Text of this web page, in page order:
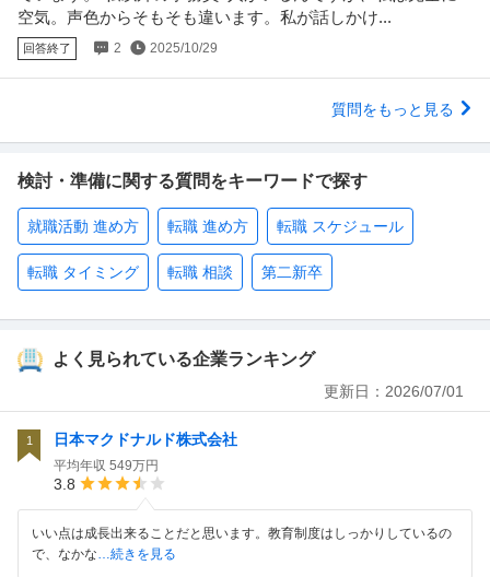
空気。声色からそもそも違います。私が話しかけ...
回答終了 2 2025/10/29
質問をもっと見る
検討・準備に関する質問をキーワードで探す
就職活動 進め方 転職 進め方 転職 スケジュール
転職 タイミング 転職 相談 第二新卒
よく見られている企業ランキング
更新日： 2026/07/01
1 日本マクドナルド株式会社
平均年収 549万円
3.8
いい点は成長出来ることだと思います。教育制度はしっかりしているの
で、なかな…続きを見る